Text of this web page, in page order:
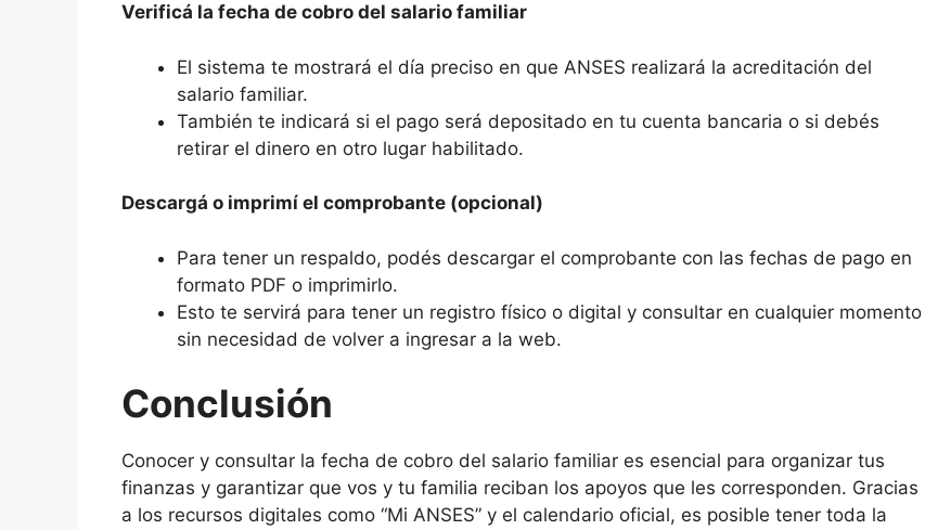
Verificá la fecha de cobro del salario familiar
El sistema te mostrará el día preciso en que ANSES realizará la acreditación del
salario familiar.
También te indicará si el pago será depositado en tu cuenta bancaria o si debés
retirar el dinero en otro lugar habilitado.
Descargá o imprimí el comprobante (opcional)
Para tener un respaldo, podés descargar el comprobante con las fechas de pago en
formato PDF o imprimirlo.
Esto te servirá para tener un registro físico o digital y consultar en cualquier momento
sin necesidad de volver a ingresar a la web.
Conclusión
Conocer y consultar la fecha de cobro del salario familiar es esencial para organizar tus
finanzas y garantizar que vos y tu familia reciban los apoyos que les corresponden. Gracias
a los recursos digitales como “Mi ANSES” y el calendario oficial, es posible tener toda la